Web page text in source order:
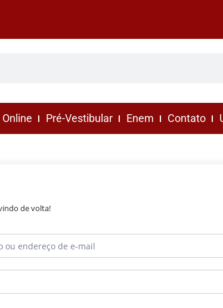
Pré-Vestibular Enem Contato
de volta!